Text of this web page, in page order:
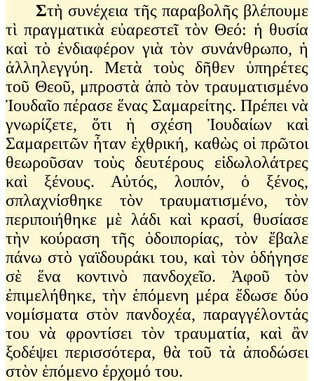
Στὴ συνέχεια τῆς παραβολῆς βλέπουμε
τὶ πραγματικὰ εὐαρεστεῖ τὸν Θεό: ἡ θυσία
καὶ τὸ ἐνδιαφέρον γιὰ τὸν συνάνθρωπο, ἡ
ἀλληλεγγύη. Μετὰ τοὺς δῆθεν ὑπηρέτες
τοῦ Θεοῦ, μπροστὰ ἀπὸ τὸν τραυματισμένο
Ἰουδαῖο πέρασε ἕνας Σαμαρείτης. Πρέπει νὰ
γνωρίζετε, ὅτι ἡ σχέση Ἰουδαίων καὶ
Σαμαρειτῶν ἦταν ἐχθρική, καθὼς οἱ πρῶτοι
θεωροῦσαν τοὺς δευτέρους εἰδωλολάτρες
καὶ ξένους. Αὐτός, λοιπόν, ὁ ξένος,
σπλαχνίσθηκε τὸν τραυματισμένο, τὸν
περιποιήθηκε μὲ λάδι καὶ κρασί, θυσίασε
τὴν κούραση τῆς ὁδοιπορίας, τὸν ἔβαλε
πάνω στὸ γαϊδουράκι του, καὶ τὸν ὁδήγησε
σὲ ἕνα κοντινὸ πανδοχεῖο. Ἀφοῦ τὸν
ἐπιμελήθηκε, τὴν ἑπόμενη μέρα ἔδωσε δύο
νομίσματα στὸν πανδοχέα, παραγγέλοντάς
του νὰ φροντίσει τὸν τραυματία, καὶ ἂν
ξοδέψει περισσότερα, θὰ τοῦ τὰ ἀποδώσει
στὸν ἑπόμενο ἐρχομό του.